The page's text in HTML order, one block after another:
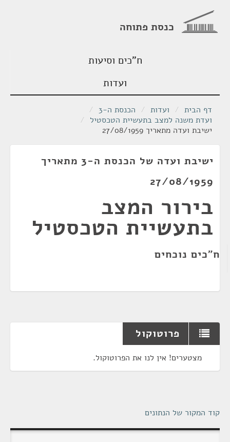
כנסת פתוחה
ח"כים וסיעות
ועדות
דף הבית / ועדות / הכנסת ה-3
/
ועדת משנה למצב בתעשיית הטכסטיל /
ישיבת ועדה מתאריך 27/08/1959
ישיבת ועדה של הכנסת ה-3 מתאריך
27/08/1959
בירור המצב
בתעשיית הטכסטיל
ח"כים נוכחים
פרוטוקול
מצטערים! אין לנו את הפרוטוקול.
קוד המקור של הנתונים